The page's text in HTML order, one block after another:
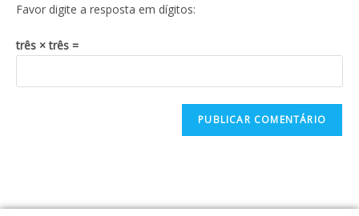
Favor digite a resposta em dígitos:
três × três =